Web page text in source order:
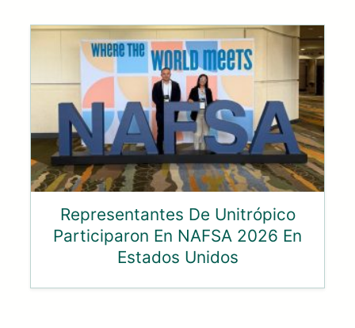
Representantes De Unitrópico
Participaron En NAFSA 2026 En
Estados Unidos